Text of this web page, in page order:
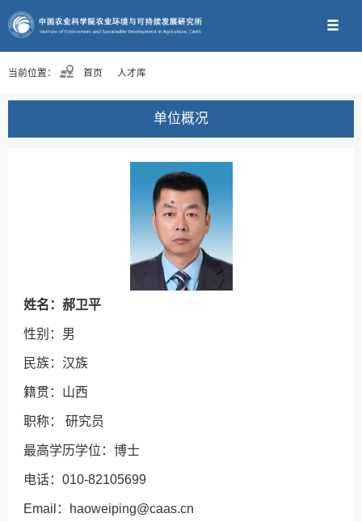
当前位置： 首页 人才库
单位概况
姓名：郝卫平
性别：男
民族：汉族
籍贯：山西
职称： 研究员
最高学历学位：博士
电话：010-82105699
Email：haoweiping@caas.cn